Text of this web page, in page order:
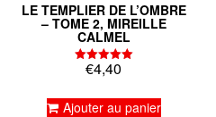
LE TEMPLIER DE L’OMBRE
– TOME 2, MIREILLE
CALMEL
Note
5.00
€4,40
Ajouter au panier